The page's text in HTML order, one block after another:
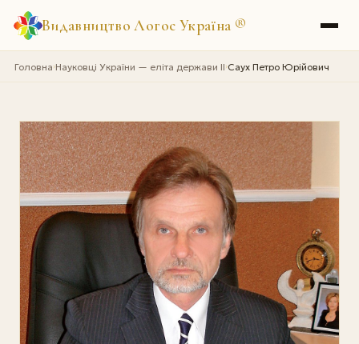
Видавництво Логос Україна ®
Головна›Науковці України — еліта держави II›Саух Петро Юрійович